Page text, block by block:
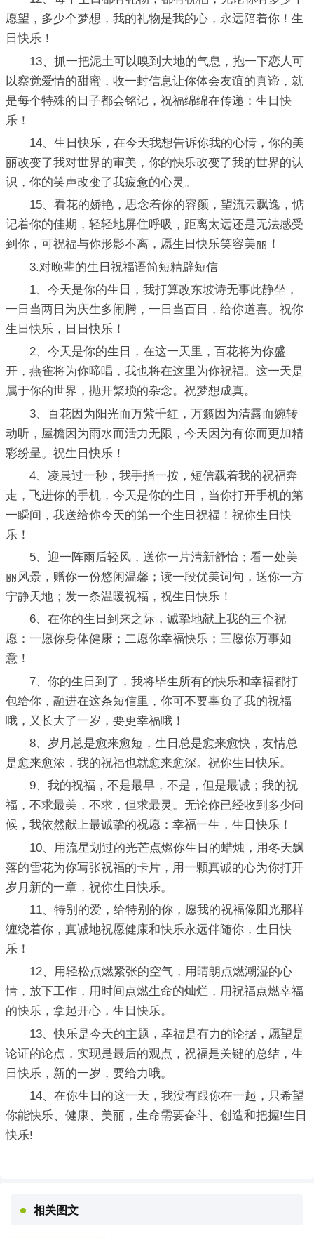
愿望，多少个梦想，我的礼物是我的心，永远陪着你！生
日快乐！
13、抓一把泥土可以嗅到大地的气息，抱一下恋人可
以察觉爱情的甜蜜，收一封信息让你体会友谊的真谛，就
是每个特殊的日子都会铭记，祝福绵绵在传递：生日快
乐！
14、生日快乐，在今天我想告诉你我的心情，你的美
丽改变了我对世界的审美，你的快乐改变了我的世界的认
识，你的笑声改变了我疲惫的心灵。
15、看花的娇艳，思念着你的容颜，望流云飘逸，惦
记着你的佳期，轻轻地屏住呼吸，距离太远还是无法感受
到你，可祝福与你形影不离，愿生日快乐笑容美丽！
3.对晚辈的生日祝福语简短精辟短信
1、今天是你的生日，我打算改东坡诗无事此静坐，
一日当两日为庆生多闹腾，一日当百日，给你道喜。祝你
生日快乐，日日快乐！
2、今天是你的生日，在这一天里，百花将为你盛
开，燕雀将为你啼唱，我也将在这里为你祝福。这一天是
属于你的世界，抛开繁琐的杂念。祝梦想成真。
3、百花因为阳光而万紫千红，万籁因为清露而婉转
动听，屋檐因为雨水而活力无限，今天因为有你而更加精
彩纷呈。祝生日快乐！
4、凌晨过一秒，我手指一按，短信载着我的祝福奔
走，飞进你的手机，今天是你的生日，当你打开手机的第
一瞬间，我送给你今天的第一个生日祝福！祝你生日快
乐！
5、迎一阵雨后轻风，送你一片清新舒怡；看一处美
丽风景，赠你一份悠闲温馨；读一段优美词句，送你一方
宁静天地；发一条温暖祝福，祝生日快乐！
6、在你的生日到来之际，诚挚地献上我的三个祝
愿：一愿你身体健康；二愿你幸福快乐；三愿你万事如
意！
7、你的生日到了，我将毕生所有的快乐和幸福都打
包给你，融进在这条短信里，你可不要辜负了我的祝福
哦，又长大了一岁，要更幸福哦！
8、岁月总是愈来愈短，生日总是愈来愈快，友情总
是愈来愈浓，我的祝福也就愈来愈深。祝你生日快乐。
9、我的祝福，不是最早，不是，但是最诚；我的祝
福，不求最美，不求，但求最灵。无论你已经收到多少问
候，我依然献上最诚挚的祝愿：幸福一生，生日快乐！
10、用流星划过的光芒点燃你生日的蜡烛，用冬天飘
落的雪花为你写张祝福的卡片，用一颗真诚的心为你打开
岁月新的一章，祝你生日快乐。
11、特别的爱，给特别的你，愿我的祝福像阳光那样
缠绕着你，真诚地祝愿健康和快乐永远伴随你，生日快
乐！
12、用轻松点燃紧张的空气，用晴朗点燃潮湿的心
情，放下工作，用时间点燃生命的灿烂，用祝福点燃幸福
的快乐，拿起开心，生日快乐。
13、快乐是今天的主题，幸福是有力的论据，愿望是
论证的论点，实现是最后的观点，祝福是关键的总结，生
日快乐，新的一岁，要给力哦。
14、在你生日的这一天，我没有跟你在一起，只希望
你能快乐、健康、美丽，生命需要奋斗、创造和把握!生日
快乐!
相关图文